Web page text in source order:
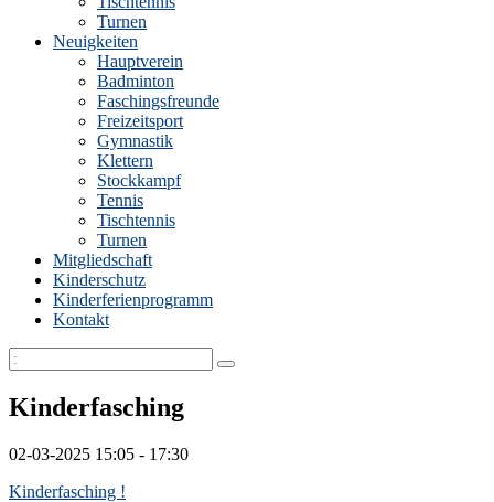
Turnen
Neuigkeiten
Hauptverein
Badminton
Faschingsfreunde
Freizeitsport
Gymnastik
Klettern
Stockkampf
Tennis
Tischtennis
Turnen
Mitgliedschaft
Kinderschutz
Kinderferienprogramm
Kontakt
Kinderfasching
02-03-2025 15:05 - 17:30
Kinderfasching !